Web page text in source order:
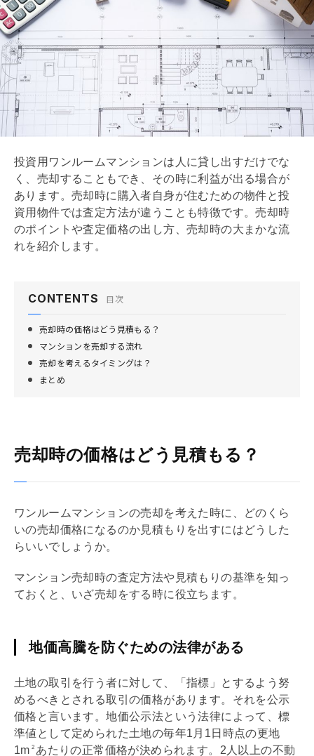
投資用ワンルームマンションは人に貸し出すだけでな
く、売却することもでき、その時に利益が出る場合が
あります。売却時に購入者自身が住むための物件と投
資用物件では査定方法が違うことも特徴です。売却時
のポイントや査定価格の出し方、売却時の大まかな流
れを紹介します。
CONTENTS 目次
売却時の価格はどう見積もる？
マンションを売却する流れ
売却を考えるタイミングは？
まとめ
売却時の価格はどう見積もる？
ワンルームマンションの売却を考えた時に、どのくら
いの売却価格になるのか見積もりを出すにはどうした
らいいでしょうか。
マンション売却時の査定方法や見積もりの基準を知っ
ておくと、いざ売却をする時に役立ちます。
地価高騰を防ぐための法律がある
土地の取引を行う者に対して、「指標」とするよう努
めるべきとされる取引の価格があります。それを公示
価格と言います。地価公示法という法律によって、標
準値として定められた土地の毎年1月1日時点の更地
1m 2 あたりの正常価格が決められます。2人以上の不動